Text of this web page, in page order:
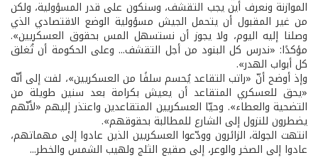
الموازنة ونعرف أين يجب التقشف، وسنكون على قدر المسؤولية، ولكن
من غير المقبول أن يتحمل الجيش مسؤولية الوضع الاقتصادي الذي
وصلنا إليه اليوم، ولا يجوز أن نستسهل المس بحقوق العسكريين».
مؤكدًا: «ندرس كل البنود من أجل التقشف... وعلى الحكومة أن تُغلق
كل أبواب الهدر».
وإذ أوضح أنّ «راتب التقاعد يُحسم سلفًا من العسكريين»، لفت إلى أنّه
«يحق للعسكري المتقاعد أن يعيش بكرامة بعد سنين طويلة من
التضحية والعطاء». وحيّا العسكريين المتقاعدين واعتذر إليهم «لأنّهم
يضطرون للنزول إلى الشارع للمطالبة بحقوقهم».
انتهت الجولة، الزائرون وودّعوا العسكريين الذين عادوا إلى مهماتهم،
عادوا إلى الصخر والوعر، إلى صقيع الثلج ولهيب الشمس والخطر...